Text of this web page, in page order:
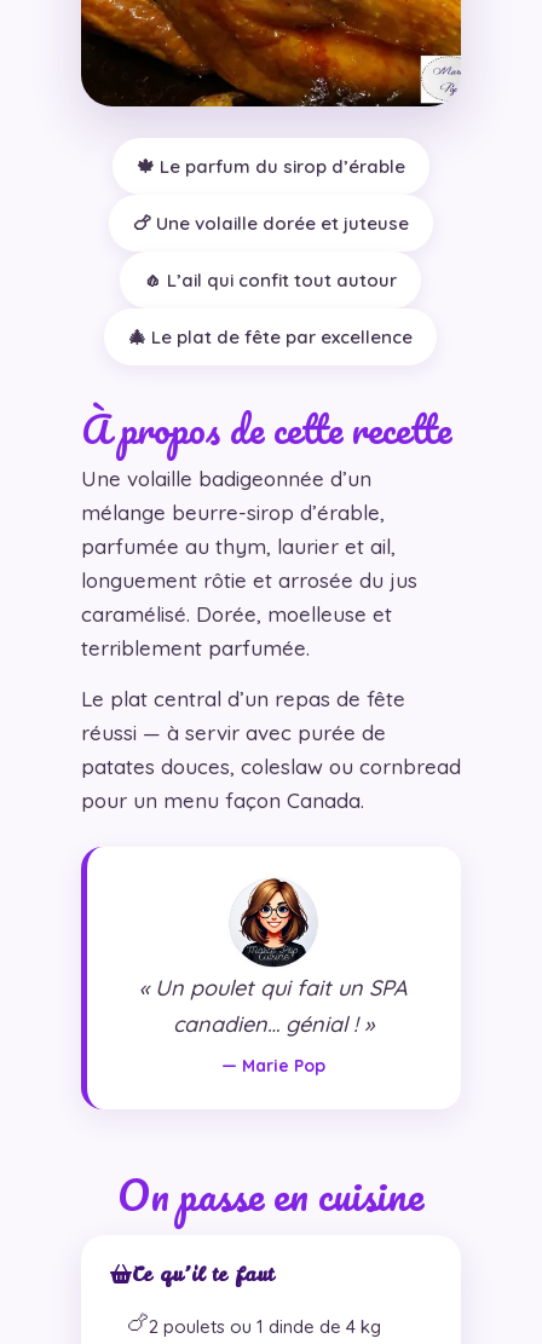
🍁 Le parfum du sirop d’érable
🍗 Une volaille dorée et juteuse
🧄 L’ail qui confit tout autour
🎄 Le plat de fête par excellence
À propos de cette recette
Une volaille badigeonnée d’un
mélange beurre-sirop d’érable,
parfumée au thym, laurier et ail,
longuement rôtie et arrosée du jus
caramélisé. Dorée, moelleuse et
terriblement parfumée.
Le plat central d’un repas de fête
réussi — à servir avec purée de
patates douces, coleslaw ou cornbread
pour un menu façon Canada.
« Un poulet qui fait un SPA
canadien… génial ! »
— Marie Pop
On passe en cuisine
Ce qu’il te faut
🍗2 poulets ou 1 dinde de 4 kg